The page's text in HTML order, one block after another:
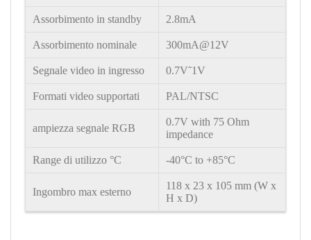
Assorbimento in standby 2.8mA
Assorbimento nominale 300mA@12V
Segnale video in ingresso 0.7V˜1V
Formati video supportati PAL/NTSC
ampiezza segnale RGB
0.7V with 75 Ohm
impedance
Range di utilizzo °C -40°C to +85°C
Ingombro max esterno
118 x 23 x 105 mm (W x
H x D)